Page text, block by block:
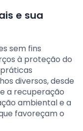
e sua
sem fins
à proteção do
diversos, desde
a recuperação
ambiental e a
favoreçam o